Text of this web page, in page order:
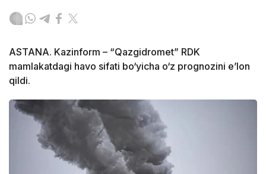
ASTANA. Kazinform – “Qazgidromet” RDK
mamlakatdagi havo sifati bo‘yicha o‘z prognozini e’lon
qildi.